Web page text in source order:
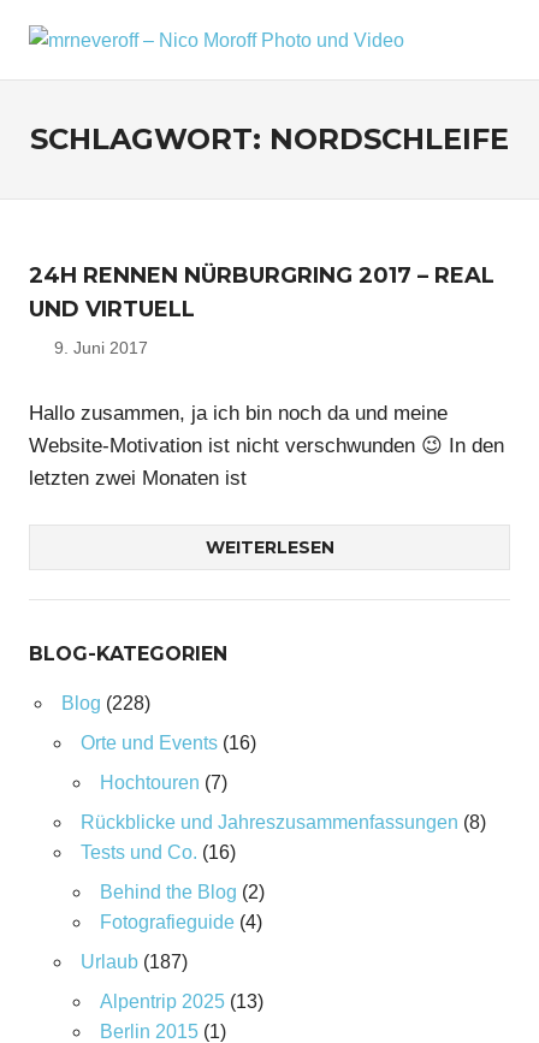
Inhalt
NICO
UND
mit
mich,
mein
und
Reisen
Fotoausflüge.
SCHLAGWORT: NORDSCHLEIFE
24H RENNEN NÜRBURGRING 2017 – REAL
UND VIRTUELL
9. Juni 2017
Hallo zusammen, ja ich bin noch da und meine
Website-Motivation ist nicht verschwunden 😉 In den
letzten zwei Monaten ist
WEITERLESEN
BLOG-KATEGORIEN
Blog (228)
Orte und Events(16)
Hochtouren (7)
Rückblicke und Jahreszusammenfassungen (8)
Tests und Co. (16)
Behind the Blog (2)
Fotografieguide(4)
Urlaub(187)
Alpentrip 2025(13)
Berlin 2015(1)